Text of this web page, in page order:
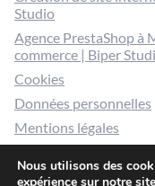
Studio
Agence PrestaShop à
commerce | Biper
Cookies
Données personnelles
Mentions légales
Nous utilisons des
expérience sur notre